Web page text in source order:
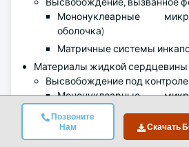
Позвоните
Нам
Скачать
Мононуклеарные
оболочка)
Матричные системы
Материалы жидкой сердцевины
Высвобождение под
Мононуклеарные
Многостенные